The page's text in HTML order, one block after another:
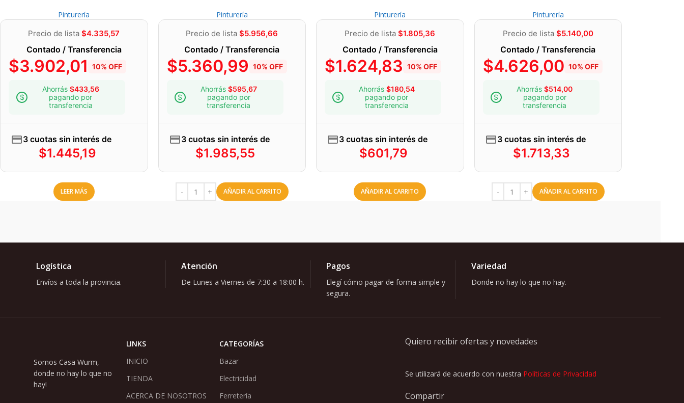
Quiero hablar por Whatsapp
Pinturería
Precio de lista$4.335,57
Contado / Transferencia
$3.902,01 10% OFF
Ahorrás $433,56
pagando por
transferencia
3 cuotas sin interés de
$1.445,19
LEER MÁS
Pinturería
Precio de lista$5.956,66
Contado / Transferencia
$5.360,99 10% OFF
Ahorrás $595,67
pagando por
transferencia
3 cuotas sin interés de
$1.985,55
AÑADIR AL CARRITO
Pinturería
Precio de lista$1.805,36
Contado / Transferencia
$1.624,83 10% OFF
Ahorrás $180,54
pagando por
transferencia
3 cuotas sin interés de
$601,79
AÑADIR AL CARRITO
Pinturería
Precio de lista $5.140,00
Contado / Transferencia
$4.626,00 10% OFF
Ahorrás $514,00
pagando por
transferencia
3 cuotas sin interés de
$1.713,33
AÑADIR AL CARRITO
Logística
Envíos a toda la provincia.
Atención
De Lunes a Viernes de 7:30 a 18:00 h.
Pagos
Elegí cómo pagar de forma simple y
segura.
Variedad
Donde no hay lo que no hay.
Somos Casa Wurm,
donde no hay lo que no
hay!
LINKS
INICIO
TIENDA
ACERCA DE NOSOTROS
CATEGORÍAS
Bazar
Electricidad
Ferretería
Quiero recibir ofertas y novedades
Se utilizará de acuerdo con nuestra Políticas de Privacidad
Compartir